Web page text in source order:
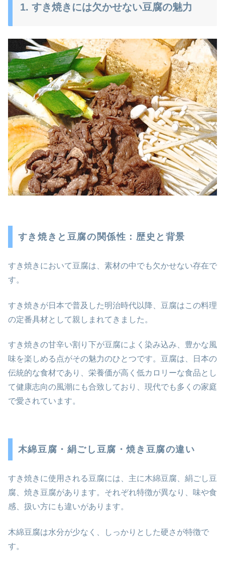
1. すき焼きには欠かせない豆腐の魅力
すき焼きと豆腐の関係性：歴史と背景
すき焼きにおいて豆腐は、素材の中でも欠かせない存在で
す。
すき焼きが日本で普及した明治時代以降、豆腐はこの料理
の定番具材として親しまれてきました。
すき焼きの甘辛い割り下が豆腐によく染み込み、豊かな風
味を楽しめる点がその魅力のひとつです。豆腐は、日本の
伝統的な食材であり、栄養価が高く低カロリーな食品とし
て健康志向の風潮にも合致しており、現代でも多くの家庭
で愛されています。
木綿豆腐・絹ごし豆腐・焼き豆腐の違い
すき焼きに使用される豆腐には、主に木綿豆腐、絹ごし豆
腐、焼き豆腐があります。それぞれ特徴が異なり、味や食
感、扱い方にも違いがあります。
木綿豆腐は水分が少なく、しっかりとした硬さが特徴で
す。